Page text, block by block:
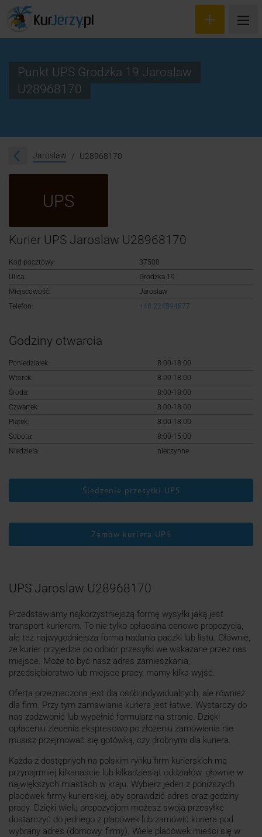
Śledzenie przesyłki
Logowanie
Punkt UPS Grodzka 19 Jaroslaw
U28968170
Jaroslaw U28968170
UPS
Kurier UPS Jaroslaw U28968170
Kod pocztowy:
37500
Ulica:
Grodzka 19
Miejscowość:
Jaroslaw
Telefon:
+48 224894877
Godziny otwarcia
Poniedziałek:
8:00-18:00
Wtorek:
8:00-18:00
Środa:
8:00-18:00
Czwartek:
8:00-18:00
Piątek:
8:00-18:00
Sobota:
8:00-15:00
Niedziela:
nieczynne
Śledzenie przesyłki UPS
Zamów kuriera UPS
UPS Jaroslaw U28968170
Przedstawiamy najkorzystniejszą formę wysyłki jaką jest
transport kurierem. To nie tylko opłacalna cenowo propozycja,
ale też najwygodniejsza forma nadania paczki lub listu. Głównie,
że kurier przyjedzie po odbiór przesyłki we wskazane przez nas
miejsce. Może to być nasz adres zamieszkania,
przedsiębiorstwo lub miejsce pracy, mamy kilka wyjść.
Oferta przeznaczona jest dla osób indywidualnych, ale również
dla firm. Przy tym zamawianie kuriera jest łatwe. Wystarczy do
nas zadzwonić lub wypełnić formularz na stronie. Dzięki
opłaceniu zlecenia ekspresowo po złożeniu zamówienia nie
musisz przejmować się gotówką, czy drobnymi dla kuriera.
Każda z dostępnych na polskim rynku firm kurierskich ma
przynajmniej kilkanaście lub kilkadziesiąt oddziałów, głownie w
największych miastach w kraju. Wybierz jeden z poniższych
placówek firmy kurierskiej, aby sprawdzić adres oraz godziny
pracy. Dzięki wielu propozycjom możesz swoją przesyłkę
dostarczyć do jednego z placówek lub zamówić kuriera pod
wybrany adres (domowy, firmy). Wiele placówek mieści się w